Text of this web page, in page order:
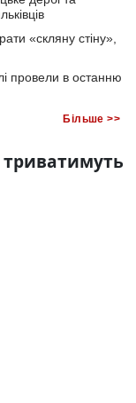
«скляну стіну»,
провели в останню
Більше >>